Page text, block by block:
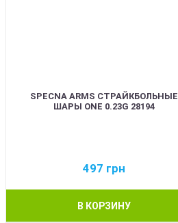
SPECNA ARMS СТРАЙКБОЛЬНЫЕ
ШАРЫ ONE 0.23G 28194
497 грн
В КОРЗИНУ